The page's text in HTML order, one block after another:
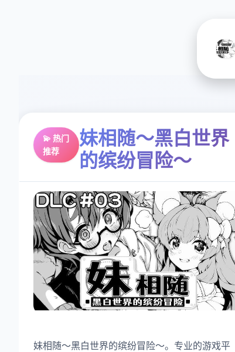
💫 热门
推荐
妹相随～黑白世界
的缤纷冒险～
妹相随～黑白世界的缤纷冒险～。专业的游戏平